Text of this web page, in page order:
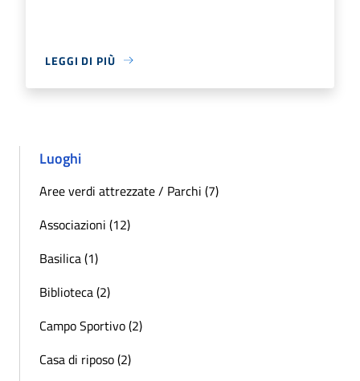
LEGGI DI PIÙ
Luoghi
Aree verdi attrezzate / Parchi (7)
Associazioni (12)
Basilica (1)
Biblioteca (2)
Campo Sportivo (2)
Casa di riposo (2)